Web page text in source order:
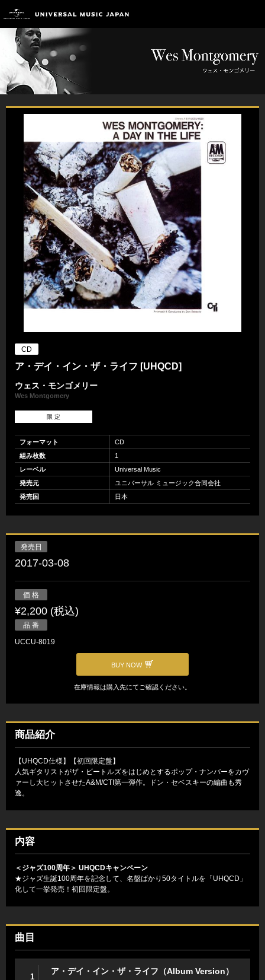
CD
ア・デイ・イン・ザ・ライフ [UHQCD]
ウェス・モンゴメリー
Wes Montgomery
限 定
フォーマット
CD
組み枚数
1
レーベル
Universal Music
発売元
ユニバーサル ミュージック合同会社
発売国
日本
発売日
2017-03-08
価 格
¥2,200 (税込)
品 番
UCCU-8019
BUY NOW
在庫情報は購入先にてご確認ください。
商品紹介
【UHQCD仕様】【初回限定盤】
人気ギタリストがザ・ビートルズをはじめとするポップ・ナンバーをカヴ
ァーし大ヒットさせたA&M/CTI第一弾作。ドン・セベスキーの編曲も秀
逸。
内容
＜ジャズ100周年＞ UHQCDキャンペーン
★ジャズ生誕100周年を記念して、名盤ばかり50タイトルを「UHQCD」
化して一挙発売！初回限定盤。
曲目
1
ア・デイ・イン・ザ・ライフ（Album Version）